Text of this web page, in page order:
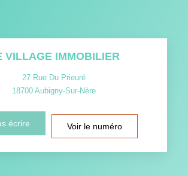
VILLAGE IMMOBILIER
27 Rue Du Prieuré
18700 Aubigny-Sur-Nère
écrire Voir le numéro